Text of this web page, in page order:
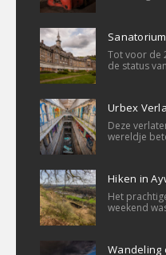
Tot voor de
de status
Urbex
Deze
wereldje
Hiken in
Het
weekend
Wandeling